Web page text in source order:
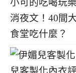
消夜文！40間
食堂吃什麼？